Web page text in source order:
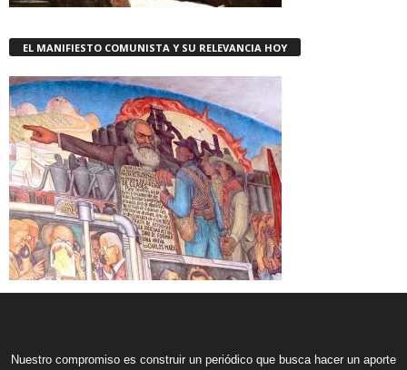
EL MANIFIESTO COMUNISTA Y SU RELEVANCIA HOY
Nuestro compromiso es construir un periódico que busca hacer un aporte